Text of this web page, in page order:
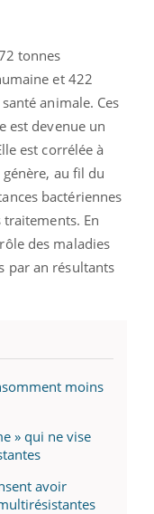
tonnes
et 422
animale. Ces
est devenue un
est corrélée à
au fil du
bactériennes
traitements. En
des maladies
par an résultants
moins
» qui ne vise
avoir